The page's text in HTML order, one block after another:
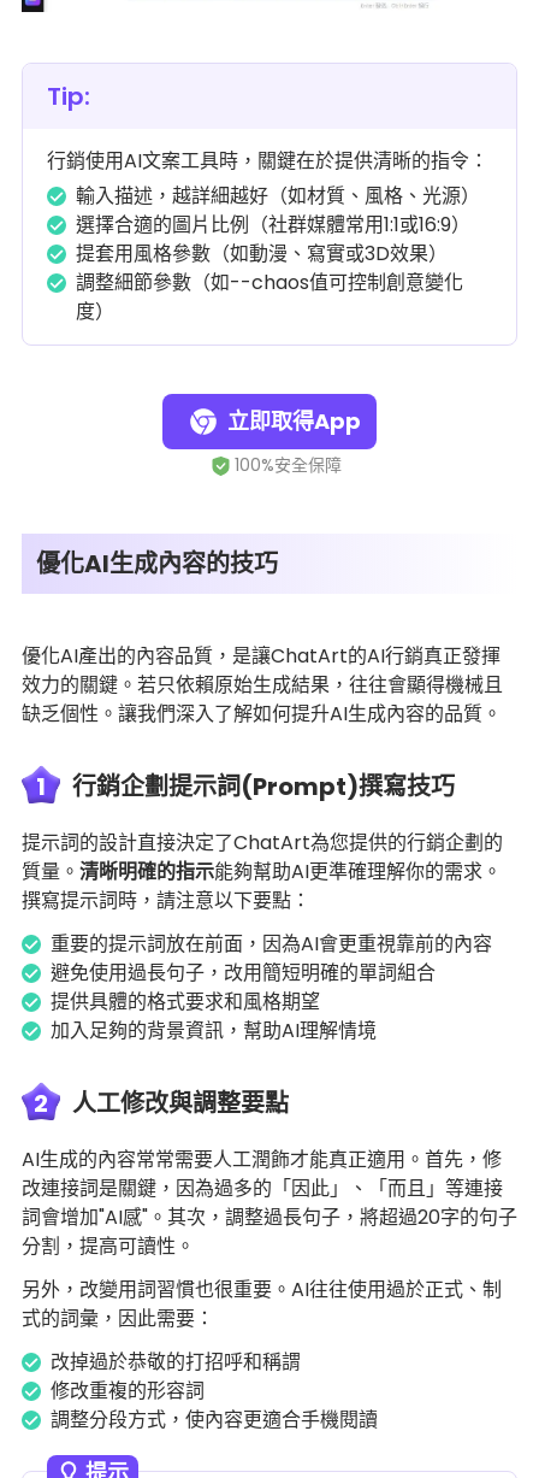
Tip:
行銷使用AI文案工具時，關鍵在於提供清晰的指令：
輸入描述，越詳細越好（如材質、風格、光源）
選擇合適的圖片比例（社群媒體常用1:1或16:9）
提套用風格參數（如動漫、寫實或3D效果）
調整細節參數（如--chaos值可控制創意變化
度）
立即取得App
優化AI生成內容的技巧
優化AI產出的內容品質，是讓ChatArt的AI行銷真正發揮
效力的關鍵。若只依賴原始生成結果，往往會顯得機械且
缺乏個性。讓我們深入了解如何提升AI生成內容的品質。
1 行銷企劃提示詞(Prompt)撰寫技巧
提示詞的設計直接決定了ChatArt為您提供的行銷企劃的
質量。 清晰明確的指示能夠幫助AI更準確理解你的需求。
撰寫提示詞時，請注意以下要點：
重要的提示詞放在前面，因為AI會更重視靠前的內容
避免使用過長句子，改用簡短明確的單詞組合
提供具體的格式要求和風格期望
加入足夠的背景資訊，幫助AI理解情境
2 人工修改與調整要點
AI生成的內容常常需要人工潤飾才能真正適用。首先，修
改連接詞是關鍵，因為過多的「因此」、「而且」等連接
詞會增加"AI感"。其次，調整過長句子，將超過20字的句子
分割，提高可讀性。
另外，改變用詞習慣也很重要。AI往往使用過於正式、制
式的詞彙，因此需要：
改掉過於恭敬的打招呼和稱謂
修改重複的形容詞
調整分段方式，使內容更適合手機閱讀